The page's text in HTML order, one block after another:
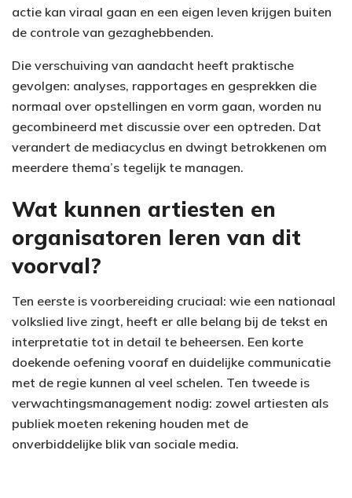
actie kan viraal gaan en een eigen leven krijgen buiten
de controle van gezaghebbenden.
Die verschuiving van aandacht heeft praktische
gevolgen: analyses, rapportages en gesprekken die
normaal over opstellingen en vorm gaan, worden nu
gecombineerd met discussie over een optreden. Dat
verandert de mediacyclus en dwingt betrokkenen om
meerdere thema’s tegelijk te managen.
Wat kunnen artiesten en
organisatoren leren van dit
voorval?
Ten eerste is voorbereiding cruciaal: wie een nationaal
volkslied live zingt, heeft er alle belang bij de tekst en
interpretatie tot in detail te beheersen. Een korte
doekende oefening vooraf en duidelijke communicatie
met de regie kunnen al veel schelen. Ten tweede is
verwachtingsmanagement nodig: zowel artiesten als
publiek moeten rekening houden met de
onverbiddelijke blik van sociale media.